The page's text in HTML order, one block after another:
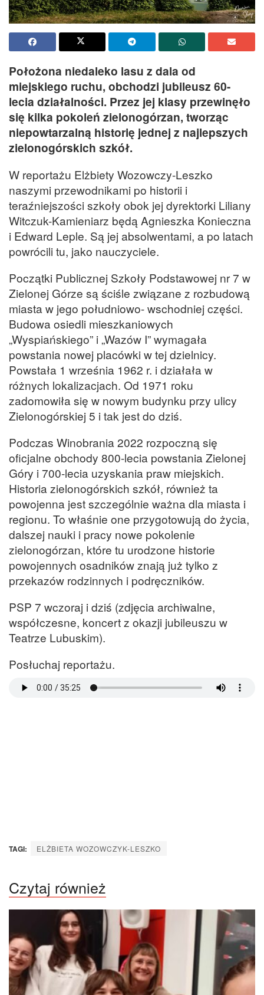
Położona niedaleko lasu z dala od
miejskiego ruchu, obchodzi jubileusz 60-
lecia działalności. Przez jej klasy przewinęło
się kilka pokoleń zielonogórzan, tworząc
niepowtarzalną historię jednej z najlepszych
zielonogórskich szkół.
W reportażu Elżbiety Wozowczy-Leszko
naszymi przewodnikami po historii i
teraźniejszości szkoły obok jej dyrektorki Liliany
Witczuk-Kamieniarz będą Agnieszka Konieczna
i Edward Leple. Są jej absolwentami, a po latach
powrócili tu, jako nauczyciele.
Początki Publicznej Szkoły Podstawowej nr 7 w
Zielonej Górze są ściśle związane z rozbudową
miasta w jego południowo- wschodniej części.
Budowa osiedli mieszkaniowych
„Wyspiańskiego” i „Wazów I” wymagała
powstania nowej placówki w tej dzielnicy.
Powstała 1 września 1962 r. i działała w
różnych lokalizacjach. Od 1971 roku
zadomowiła się w nowym budynku przy ulicy
Zielonogórskiej 5 i tak jest do dziś.
Podczas Winobrania 2022 rozpoczną się
oficjalne obchody 800-lecia powstania Zielonej
Góry i 700-lecia uzyskania praw miejskich.
Historia zielonogórskich szkół, również ta
powojenna jest szczególnie ważna dla miasta i
regionu. To właśnie one przygotowują do życia,
dalszej nauki i pracy nowe pokolenie
zielonogórzan, które tu urodzone historie
powojennych osadników znają już tylko z
przekazów rodzinnych i podręczników.
PSP 7 wczoraj i dziś (zdjęcia archiwalne,
współczesne, koncert z okazji jubileuszu w
Teatrze Lubuskim).
Posłuchaj reportażu.
TAGI: ELŻBIETA WOZOWCZYK-LESZKO
Czytaj również